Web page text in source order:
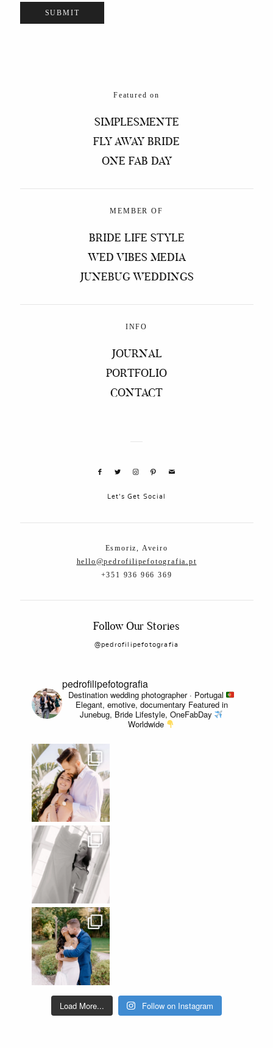
Featured on
SIMPLESMENTE
FLY AWAY BRIDE
ONE FAB DAY
MEMBER OF
BRIDE LIFE STYLE
WED VIBES MEDIA
JUNEBUG WEDDINGS
INFO
JOURNAL
PORTFOLIO
CONTACT
Let's Get Social
Esmoriz, Aveiro
hello@pedrofilipefotografia.pt
+351 936 966 369
Follow Our Stories
@pedrofilipefotografia
pedrofilipefotografia
Destination wedding photographer · Portugal
Elegant, emotive, documentary Featured in
Junebug, Bride Lifestyle, OneFabDay
Worldwide
Load More... Follow on Instagram